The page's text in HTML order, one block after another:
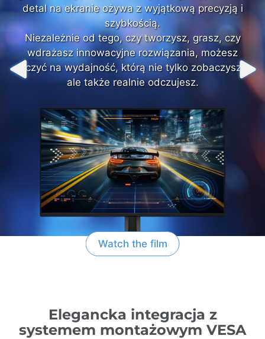
detal na ekranie ożywa z wyjątkową precyzją i
szybkością.
Niezależnie od tego, czy tworzysz, grasz, czy
wdrażasz innowacyjne rozwiązania, możesz
liczyć na wydajność, którą nie tylko zobaczysz,
ale także realnie odczujesz.
detal na ekranie ożywa z wyjątkową precyzją i
szybkością.
Niezależnie od tego, czy tworzysz, grasz, czy
wdrażasz innowacyjne rozwiązania, możesz
liczyć na wydajność, którą nie tylko zobaczysz,
ale także realnie odczujesz.
Watch the film
Elegancka integracja z
systemem montażowym VESA